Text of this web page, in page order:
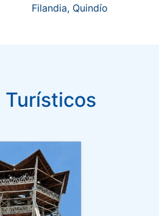
Filandia, Quindío
Turísticos